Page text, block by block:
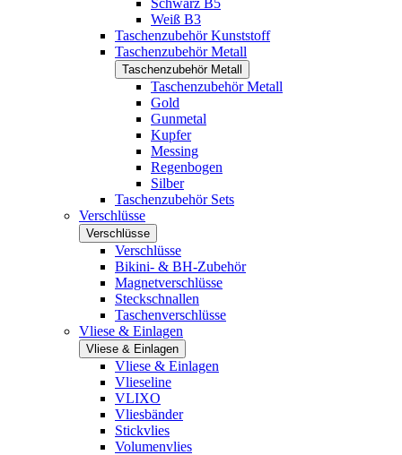
Schwarz B5
Weiß B3
Taschenzubehör Kunststoff
Taschenzubehör Metall
Taschenzubehör Metall
Taschenzubehör Metall
Gold
Gunmetal
Kupfer
Messing
Regenbogen
Silber
Taschenzubehör Sets
Verschlüsse
Verschlüsse
Verschlüsse
Bikini- & BH-Zubehör
Magnetverschlüsse
Steckschnallen
Taschenverschlüsse
Vliese & Einlagen
Vliese & Einlagen
Vliese & Einlagen
Vlieseline
VLIXO
Vliesbänder
Stickvlies
Volumenvlies